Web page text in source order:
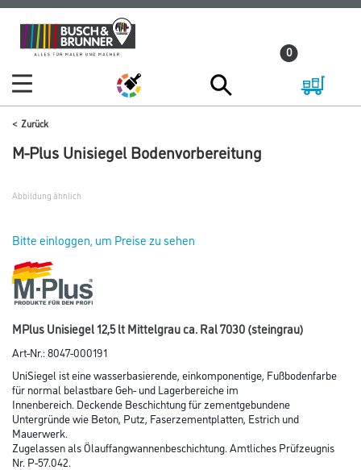
Zum
Inhalt
Zum
Navigationsmenü
0
Zurück
M-Plus Unisiegel Bodenvorbereitung
Abbildung ähnlich
Bitte einloggen, um Preise zu sehen
MPlus Unisiegel 12,5 lt Mittelgrau ca. Ral 7030 (steingrau)
Art-Nr.:8047-000191
UniSiegel ist eine wasserbasierende, einkomponentige, Fußbodenfarbe
für normal belastbare Geh- und Lagerbereiche im
Innenbereich. Deckende Beschichtung für zementgebundene
Untergründe wie Beton, Putz, Faserzementplatten, Estrich und
Mauerwerk.
Zugelassen als Ölauffangwannenbeschichtung. Amtliches Prüfzeugnis
Nr. P-57.042.